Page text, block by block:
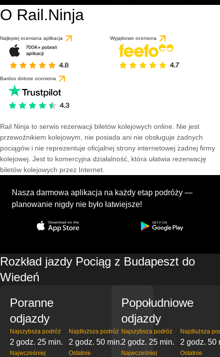
O Rail.Ninja
Najlepiej oceniana aplikacja Wyjątkowo oceniona
Bardzo dobrze oceniona
Rail Ninja to serwis rezerwacji biletów kolejowych online. Nie jest
przewoźnikiem kolejowym, nie posiada ani nie obsługuje żadnych
pociągów i nie reprezentuje oficjalnej strony internetowej żadnej firmy
kolejowej. Jest to komercyjna działalność, która ułatwia rezerwację
biletów kolejowych przez Internet.
Nasza darmowa aplikacja na każdy etap podróży —
planowanie nigdy nie było łatwiejsze!
Rozkład jazdy Pociąg z Budapeszt do
Wiedeń
Poranne
odjazdy
Najszybsza podróż
2 godz. 25 min.
Najdłuższa podróż
2 godz. 50 min.
Najwcześniej Ostatnie
Popołudniowe
odjazdy
Najszybsza podróż
2 godz. 25 min.
Najdłuższa
2 godz. 50
Najwcześniej Ostatnie